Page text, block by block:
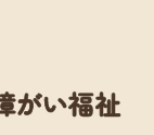
がい福祉